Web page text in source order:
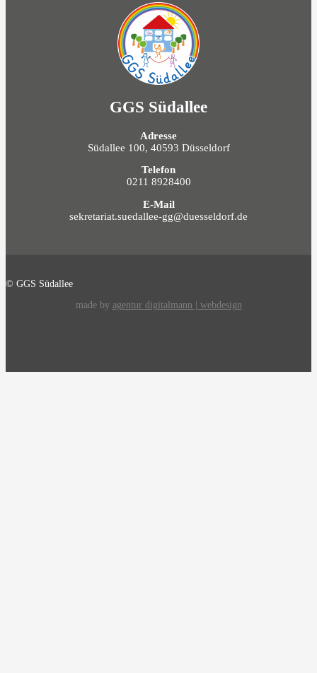
GGS Südallee
Adresse
Südallee 100, 40593 Düsseldorf
Telefon
0211 8928400
E-Mail
sekretariat.suedallee-gg@duesseldorf.de
© GGS Südallee
made by agentur digitalmann | webdesign